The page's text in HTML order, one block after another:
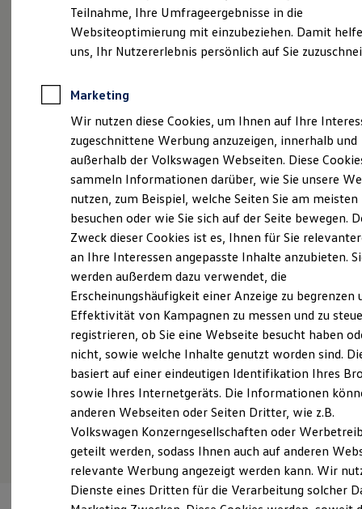
Geschäftskunden
Professional Class bei Volkswagen
Großkunden
Behörden
Anpfiff zum Gewinn
Elektroautos
ID. Tutorials
Elektrofahrzeugkonzepte
Reichweite
Reichweite der ID. Modelle
Reichweite im Winter
Laden
Laden unterwegs
Laden Zuhause
Ladezeitensimulator
Batterie
Sicherheit
Garantie und Lebensdauer
Nachhaltigkeit
Technologie
Kosten und Kauf
Verbrauchskosten
Kaufoptionen
E-Auto-Förderung
Software und Konnektivität
Die ID. Software 6
ID. Software Versionen und Updates
Digitale Extras
Schnittstellen zu Ihrem ID.
Impressum & Rechtliches )
Probefahrt vereinbaren
Fahrzeugangebot anfordern
Servicetermin buchen
Serviceanfrage stellen
Teilnahme, Ihre Umfrageergebnisse in die
Websiteoptimierung mit einzubeziehen. Damit
uns, Ihr Nutzererlebnis persönlich auf Sie
Marketing
Wir nutzen diese Cookies, um Ihnen auf Ihre
zugeschnittene Werbung anzuzeigen, innerhalb und
außerhalb der Volkswagen Webseiten. Diese
sammeln Informationen darüber, wie Sie unsere
nutzen, zum Beispiel, welche Seiten Sie am meisten
besuchen oder wie Sie sich auf der Seite bewegen.
Zweck dieser Cookies ist es, Ihnen für Sie
an Ihre Interessen angepasste Inhalte anzubieten.
werden außerdem dazu verwendet, die
Erscheinungshäufigkeit einer Anzeige zu begrenzen
Effektivität von Kampagnen zu messen und zu
registrieren, ob Sie eine Webseite besucht haben
nicht, sowie welche Inhalte genutzt worden sind.
basiert auf einer eindeutigen Identifikation Ihres
sowie Ihres Internetgeräts. Die Informationen
anderen Webseiten oder Seiten Dritter, wie z.B.
Volkswagen Konzerngesellschaften oder
geteilt werden, sodass Ihnen auch auf anderen
relevante Werbung angezeigt werden kann. Wir
Dienste eines Dritten für die Verarbeitung solcher